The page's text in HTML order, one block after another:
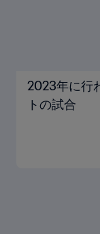
2023年に行
トの試合